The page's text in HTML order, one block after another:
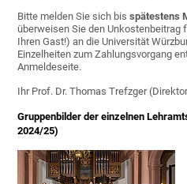
Bitte melden Sie sich bisspätestens
überweisen Sie den Unkostenbeitrag
Ihren Gast!) an die Universität
Einzelheiten zum Zahlungsvorgang
Anmeldeseite.
Ihr Prof. Dr. Thomas Trefzger
Gruppenbilder der einzelnen
2024/25)